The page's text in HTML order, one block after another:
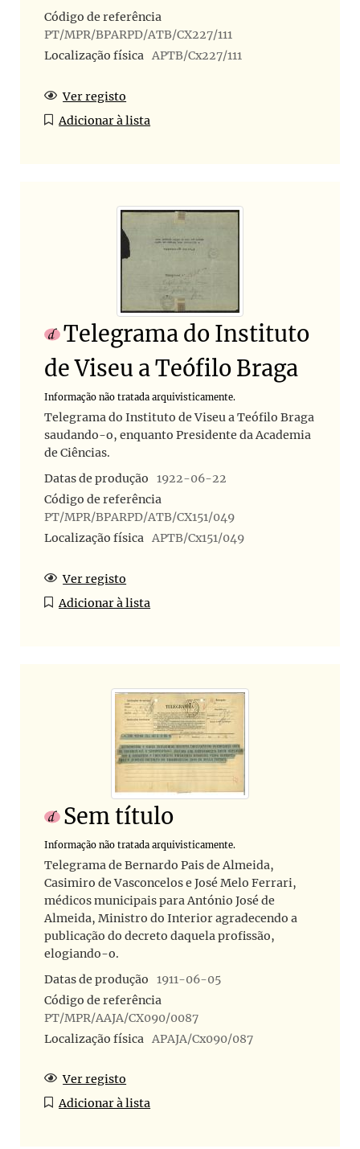
Código de referência
PT/MPR/BPARPD/ATB/CX227/111
Localização física APTB/Cx227/111
Ver registo
Adicionar à lista
Telegrama do Instituto
de Viseu a Teófilo Braga
Informação não tratada arquivisticamente.
Telegrama do Instituto de Viseu a Teófilo Braga
saudando-o, enquanto Presidente da Academia
de Ciências.
Datas de produção
1922-06-22
Código de referência
PT/MPR/BPARPD/ATB/CX151/049
Localização física APTB/Cx151/049
Ver registo
Adicionar à lista
Sem título
Informação não tratada arquivisticamente.
Telegrama de Bernardo Pais de Almeida,
Casimiro de Vasconcelos e José Melo Ferrari,
médicos municipais para António José de
Almeida, Ministro do Interior agradecendo a
publicação do decreto daquela profissão,
elogiando-o.
Datas de produção
1911-06-05
Código de referência
PT/MPR/AAJA/CX090/0087
Localização física APAJA/Cx090/087
Ver registo
Adicionar à lista